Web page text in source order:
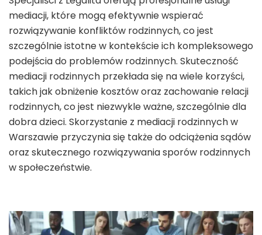
mediacji, które mogą efektywnie wspierać
rozwiązywanie konfliktów rodzinnych, co jest
szczególnie istotne w kontekście ich kompleksowego
podejścia do problemów rodzinnych. Skuteczność
mediacji rodzinnych przekłada się na wiele korzyści,
takich jak obniżenie kosztów oraz zachowanie relacji
rodzinnych, co jest niezwykle ważne, szczególnie dla
dobra dzieci. Skorzystanie z mediacji rodzinnych w
Warszawie przyczynia się także do odciążenia sądów
oraz skutecznego rozwiązywania sporów rodzinnych
w społeczeństwie.